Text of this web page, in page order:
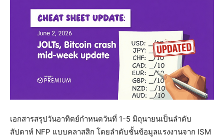
เอกสารสรุปวันอาทิตย์กำหนดวันที่ 1-5 มิถุนายนเป็นลำดับ
สัปดาห์ NFP แบบคลาสสิก โดยลำดับชั้นข้อมูลแรงงานจาก ISM